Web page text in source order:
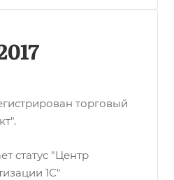
торговый
статус "Центр
1С"